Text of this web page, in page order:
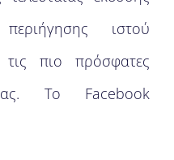
ιστού
τις πιο πρόσφατες
Το Facebook